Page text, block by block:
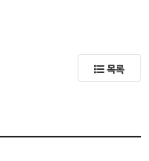
목록